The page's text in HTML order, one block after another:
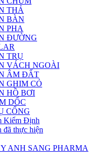
THẢ
BÀN
PHA
ĐƯỜNG
TRỤ
VÁCH NGOÀI
ÂM ĐẤT
GHIM CỎ
HỒ BƠI
DỐC
CỔNG
Kiểm Định
đã thực hiện
ANH SANG PHARMA